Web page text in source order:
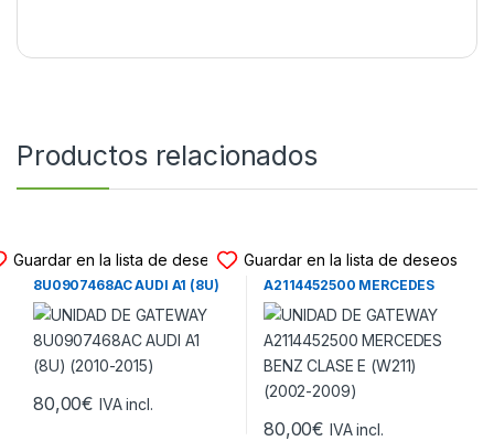
Productos relacionados
Guardar en la lista de deseos
UNIDAD DE GATEWAY
8U0907468AC AUDI A1 (8U)
(2010-2015)
80,00€ IVA incl.
Guardar en la lista de deseos
UNIDAD DE GATEWAY
A2114452500 MERCEDES
BENZ CLASE E (W211)
(2002-2009)
80,00€ IVA incl.